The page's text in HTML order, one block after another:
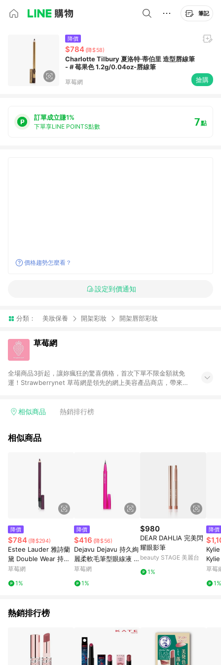
筆記
降價
$784 (降$58)
Charlotte Tilbury 夏洛特·蒂伯里 造型唇線筆
- # 莓果色 1.2g/0.04oz-唇線筆
草莓網 搶購
訂單成立賺1%
下單享LINE POINTS點數 7點
價格趨勢怎麼看？
設定到價通知
分類： 美妝保養 開架彩妝 開架唇部彩妝
草莓網
全場商品3折起，讓妳瘋狂的驚喜價格，首次下單不限金額就免
運！Strawberrynet 草苺網是領先的網上美容產品商店，帶來價
運。相似商品 熱銷排行榜
相似商品
降價
$784 (降$294)
Estee Lauder 雅詩蘭
黛 Double Wear 持久2
4小時抗暈染眼線筆- #
04oz-眼線筆/眼線液
草莓網
1%
降價
$416 (降$56)
Dejavu Dejavu 持久絢
麗柔軟毛筆型眼線液 -
Deep Black (E1) 0.55
線液
草莓網
1%
$980
DEAR DAHLIA 完美閃
耀眼影筆
beauty STAGE 美麗台
1%
降價
草莓
1%
熱銷排行榜